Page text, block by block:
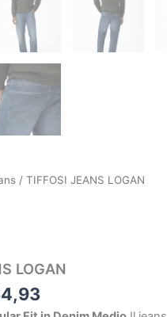
/ TIFFOSI JEANS LOGAN
LOGAN